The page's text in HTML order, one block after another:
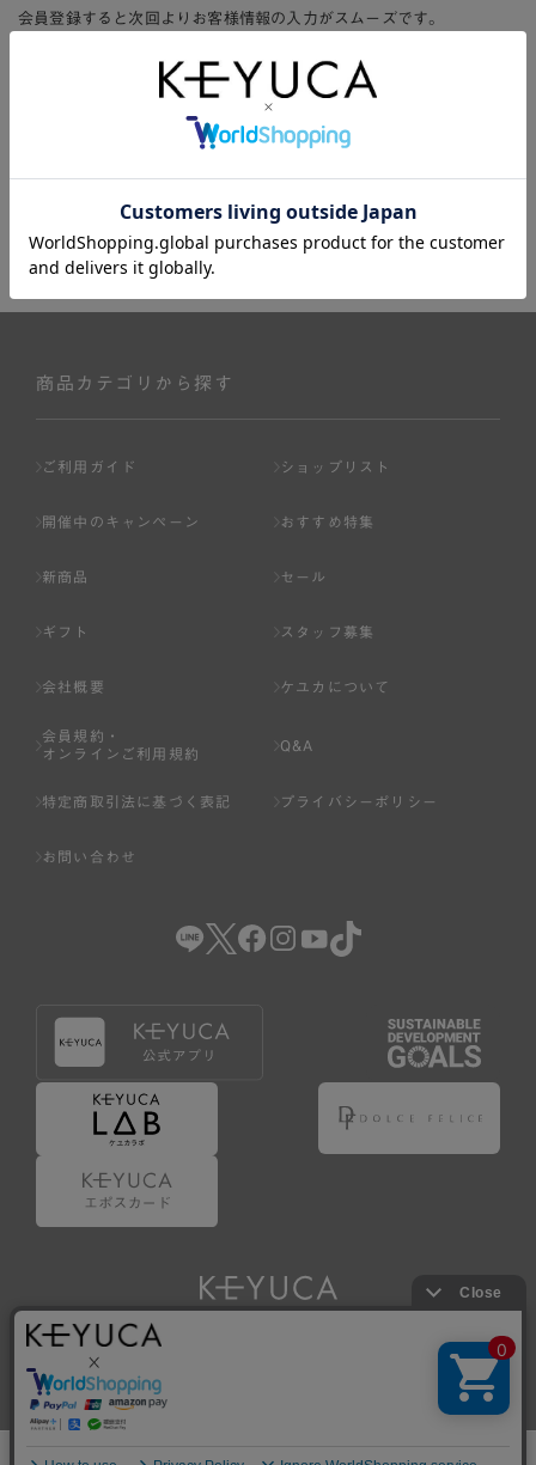
会員登録すると次回よりお客様情報の入力がスムーズです。
ージ、購入履歴をご利用いただけます。
商品カテゴリから探す
ご利用ガイド ショップリスト
開催中のキャンペーン おすすめ特集
新商品 セール
ギフト スタッフ募集
会社概要 ケユカについて
会員規約・
オンラインご利用規約
Q&A
特定商取引法に基づく表記 プライバシーポリシー
お問い合わせ
Copyright © KAWAJUN Co., Ltd. All Rights Reserved.